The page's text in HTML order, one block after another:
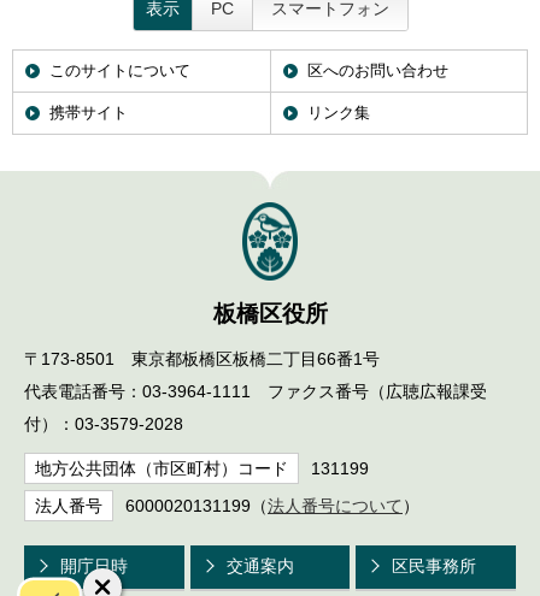
表示 PC スマートフォン
このサイトについて 区へのお問い合わせ
携帯サイト リンク集
板橋区役所
〒173-8501 東京都板橋区板橋二丁目66番1号
代表電話番号：03-3964-1111 ファクス番号（広聴広報課受
付）：03-3579-2028
地方公共団体（市区町村）コード 131199
法人番号 6000020131199（法人番号について ）
開庁日時 交通案内 区民事務所